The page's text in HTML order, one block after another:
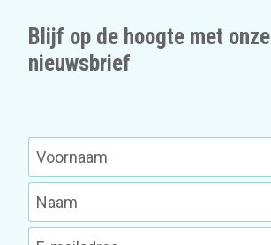
Blijf op de hoogte met onze
nieuwsbrief